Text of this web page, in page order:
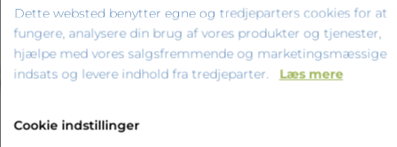
‹ ›
Dette websted benytter egne og tredjeparters cookies for at
fungere, analysere din brug af vores produkter og tjenester,
hjælpe med vores salgsfremmende og marketingsmæssige
indsats og levere indhold fra tredjeparter. Læs mere
Cookie indstillinger